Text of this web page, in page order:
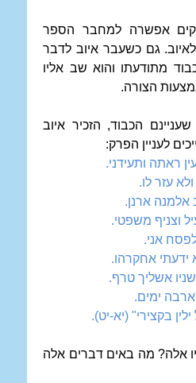
אפשרה למחבר הספר
גם כשעבר איוב לדבר
מתודעתו והוא שב אליו
הצורה.
הכבוד, הזכיר איוב
לעניין הפרק:
ראתה ותעידני.
עזר לו.
אלמנה ארנן.
וצניף משפטי.
לפסח אני.
ידעתי אחקרהו.
אשליך טרף.
ארבה ימים.
בקצירי" (יא-יט).
אלה? מה באים דברים אלה